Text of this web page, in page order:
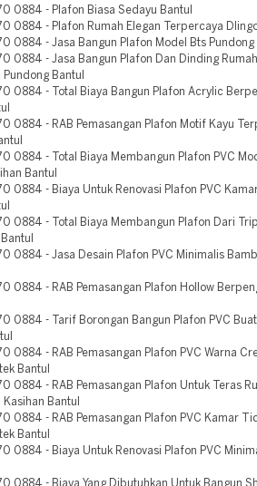
0884 - Plafon Biasa Sedayu Bantul
0884 - Plafon Rumah Elegan Terpercaya
0884 - Jasa Bangun Plafon Model Bts Pundong
0884 - Jasa Bangun Plafon Dan Dinding Rumah
Bantul
0884 - Total Biaya Bangun Plafon Acrylic
0884 - RAB Pemasangan Plafon Motif Kayu
0884 - Total Biaya Membangun Plafon PVC
Bantul
0884 - Biaya Untuk Renovasi Plafon PVC
0884 - Total Biaya Membangun Plafon Dari
0884 - Jasa Desain Plafon PVC Minimalis
0884 - RAB Pemasangan Plafon Hollow
0884 - Tarif Borongan Bangun Plafon PVC
0884 - RAB Pemasangan Plafon PVC Warna
Bantul
0884 - RAB Pemasangan Plafon Untuk Teras
Bantul
0884 - RAB Pemasangan Plafon PVC Kamar
Bantul
0884 - Biaya Untuk Renovasi Plafon PVC
0884 - Biaya Yang Dibutuhkan Untuk Bangun